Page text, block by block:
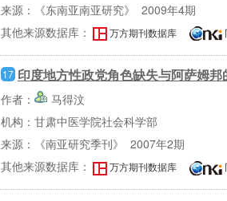
来源：《东南亚南亚研究》 2009年4期
其他来源数据库：
万方期刊数据库
17 印度地方性政党角色缺失与阿萨姆邦
作者：
马得汶
机构：甘肃中医学院社会科学部
来源：《南亚研究季刊》 2007年2期
其他来源数据库：
万方期刊数据库